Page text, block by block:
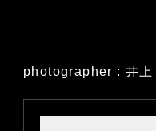
photographer : 井